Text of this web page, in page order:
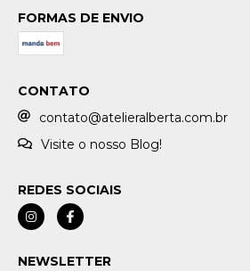
FORMAS DE ENVIO
CONTATO
contato@atelieralberta.com.br
Visite o nosso Blog!
REDES SOCIAIS
NEWSLETTER